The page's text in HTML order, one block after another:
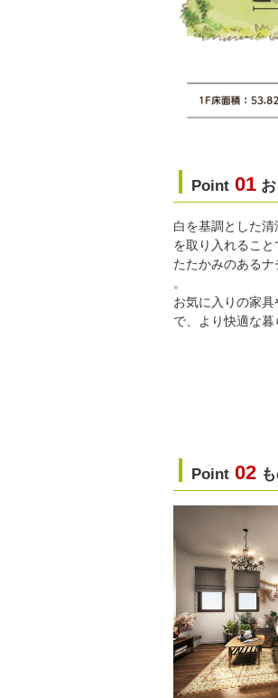
Point 01
白を基調とした
を取り入れるこ
たたかみのある
。
お気に入りの家
で、より快適な暮
Point 02